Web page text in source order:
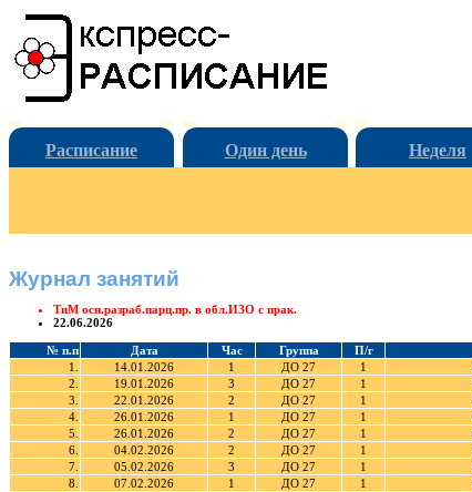
Расписание Один день Неделя
Журнал занятий
ТиМ осн.разраб.парц.пр. в обл.ИЗО с прак.
22.06.2026
№ п.п Дата Час Группа П/г
1.
14.01.2026 1 ДО 27 1
2.
19.01.2026 3 ДО 27 1
3.
22.01.2026 2 ДО 27 1
4.
26.01.2026 1 ДО 27 1
5.
26.01.2026 2 ДО 27 1
6.
04.02.2026 2 ДО 27 1
7.
05.02.2026 3 ДО 27 1
8.
07.02.2026 1 ДО 27 1